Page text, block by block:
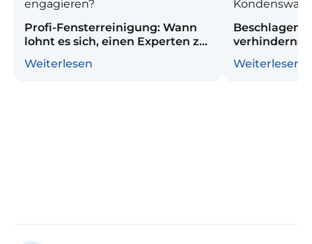
Profi-Fensterreinigung: Wann
lohnt es sich, einen Experten zu
Weiterlesen
verhindern:
Weiterlesen